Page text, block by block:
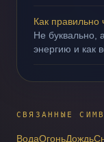
Как правильно
Не буквально,
энергию и как
СВЯЗАННЫЕ
ВодаОгоньДождь